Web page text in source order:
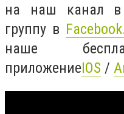
на наш канал
группу в Facebook
наше
приложениеIOS /